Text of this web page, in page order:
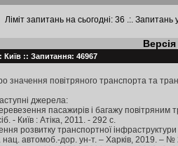
Ліміт запитань на сьогодні: 36 .:. Запитань
Київ :: Запитання: 46967
значення повітряного транспорта та
джерела:
пасажирів і багажу
- Київ : Атіка, 2011. - 292 с.
розвитку транспортної
нац. автомоб.-дор. ун-т. – Харків, 2019. –